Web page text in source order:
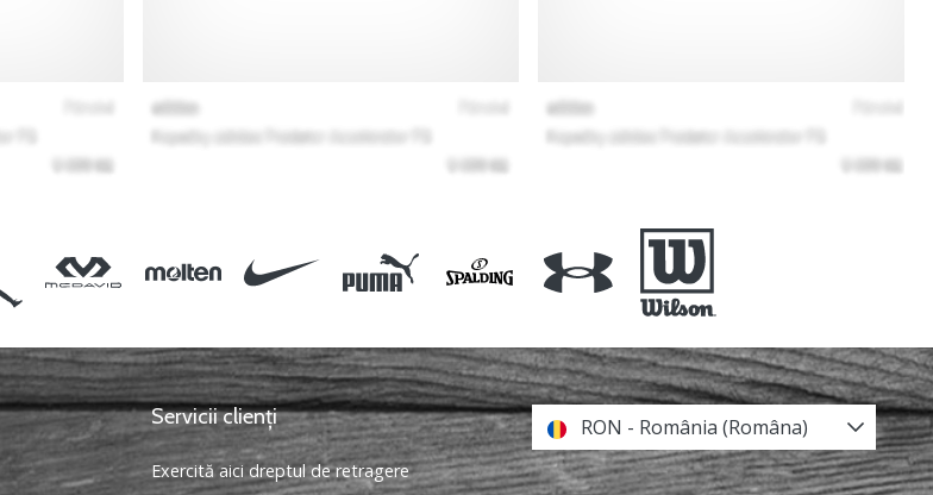
Servicii clienți
Exercită aici dreptul de retragere
RON - România (Româna)